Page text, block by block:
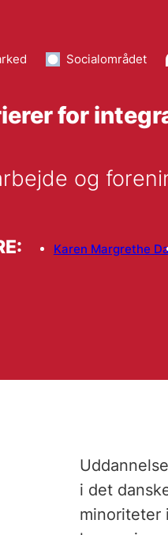
Socialområdet
for
og
Karen Margrethe
i det
minoriteter